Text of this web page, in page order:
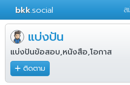
bkk.social ส
แบ่งปัน
แบ่งปันข้อสอบ,หนังสือ,โอกาส
ติดตาม